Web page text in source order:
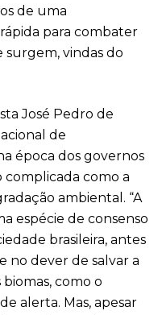
de uma
para combater
surgem, vindas do
José Pedro de
de
época dos governos
como a
ambiental. “A
espécie de consenso
brasileira, antes
no dever de salvar a
como o
alerta. Mas, apesar